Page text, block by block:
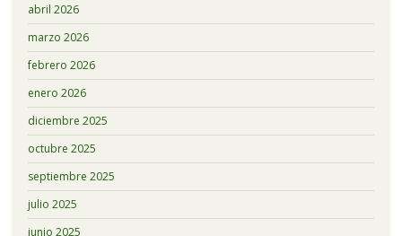
abril 2026
marzo 2026
febrero 2026
enero 2026
diciembre 2025
octubre 2025
septiembre 2025
julio 2025
junio 2025